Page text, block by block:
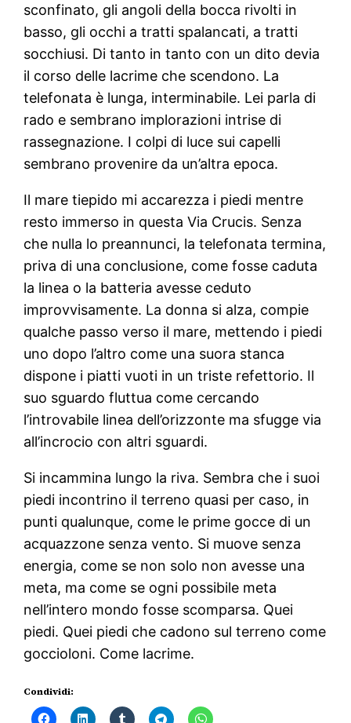
sconfinato, gli angoli della bocca rivolti in
basso, gli occhi a tratti spalancati, a tratti
socchiusi. Di tanto in tanto con un dito devia
il corso delle lacrime che scendono. La
telefonata è lunga, interminabile. Lei parla di
rado e sembrano implorazioni intrise di
rassegnazione. I colpi di luce sui capelli
sembrano provenire da un’altra epoca.
Il mare tiepido mi accarezza i piedi mentre
resto immerso in questa Via Crucis. Senza
che nulla lo preannunci, la telefonata termina,
priva di una conclusione, come fosse caduta
la linea o la batteria avesse ceduto
improvvisamente. La donna si alza, compie
qualche passo verso il mare, mettendo i piedi
uno dopo l’altro come una suora stanca
dispone i piatti vuoti in un triste refettorio. Il
suo sguardo fluttua come cercando
l’introvabile linea dell’orizzonte ma sfugge via
all’incrocio con altri sguardi.
Si incammina lungo la riva. Sembra che i suoi
piedi incontrino il terreno quasi per caso, in
punti qualunque, come le prime gocce di un
acquazzone senza vento. Si muove senza
energia, come se non solo non avesse una
meta, ma come se ogni possibile meta
nell’intero mondo fosse scomparsa. Quei
piedi. Quei piedi che cadono sul terreno come
goccioloni. Come lacrime.
Condividi: